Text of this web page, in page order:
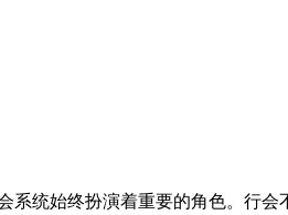
统始终扮演着重要的角色。行